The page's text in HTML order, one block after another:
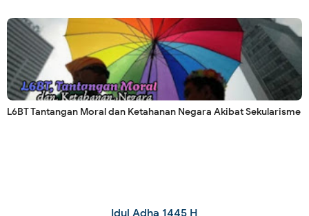
L6BT Tantangan Moral dan Ketahanan Negara Akibat Sekularisme
Idul Adha 1445 H